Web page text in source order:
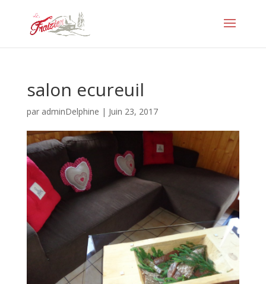
salon ecureuil
par adminDelphine | Juin 23, 2017